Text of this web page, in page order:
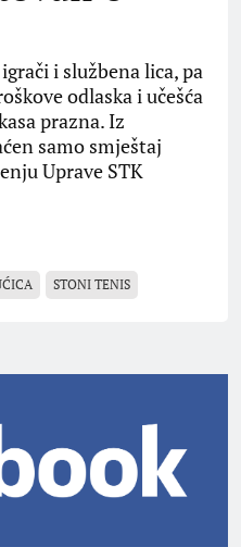
i službena lica, pa
odlaska i učešća
prazna. Iz
samo smještaj
Uprave STK
STONI TENIS